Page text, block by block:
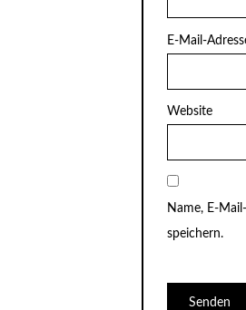
E-Mail-
Website
Name, E-
speichern.